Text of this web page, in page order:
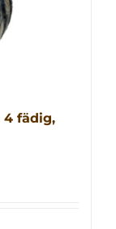
4 fädig,